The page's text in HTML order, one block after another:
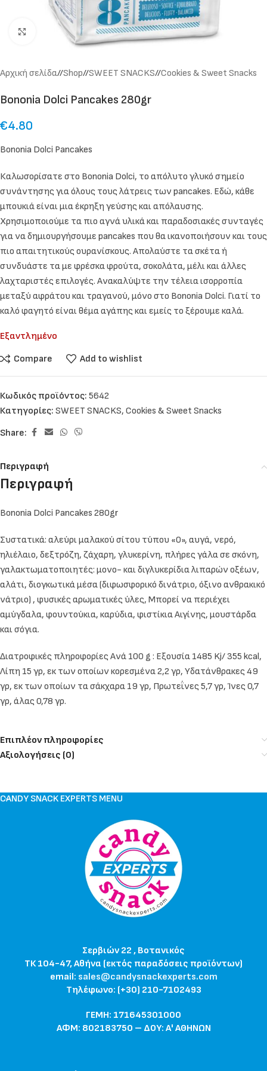
Click to enlarge
Αρχική σελίδα/ Shop/ SWEET SNACKS/ Cookies & Sweet Snacks
Bononia Dolci Pancakes 280gr
€4.80
Bononia Dolci Pancakes
Καλωσορίσατε στο Bononia Dolci, το απόλυτο γλυκό σημείο
συνάντησης για όλους τους λάτρεις των pancakes. Εδώ, κάθε
μπουκιά είναι μια έκρηξη γεύσης και απόλαυσης.
Χρησιμοποιούμε τα πιο αγνά υλικά και παραδοσιακές συνταγές
για να δημιουργήσουμε pancakes που θα ικανοποιήσουν και τους
πιο απαιτητικούς ουρανίσκους. Απολαύστε τα σκέτα ή
συνδυάστε τα με φρέσκα φρούτα, σοκολάτα, μέλι και άλλες
λαχταριστές επιλογές. Ανακαλύψτε την τέλεια ισορροπία
μεταξύ αφράτου και τραγανού, μόνο στο Bononia Dolci. Γιατί το
καλό φαγητό είναι θέμα αγάπης και εμείς το ξέρουμε καλά.
Εξαντλημένο
Compare
Add to wishlist
Κωδικός προϊόντος: 5642
Κατηγορίες: SWEET SNACKS, Cookies & Sweet Snacks
Share:
Περιγραφή
Περιγραφή
Bononia Dolci Pancakes 280gr
Συστατικά: αλεύρι μαλακού σίτου τύπου «0», αυγά, νερό,
ηλιέλαιο, δεξτρόζη, ζάχαρη, γλυκερίνη, πλήρες γάλα σε σκόνη,
γαλακτωματοποιητές: μονο- και διγλυκερίδια λιπαρών οξέων,
αλάτι, διογκωτικά μέσα (διφωσφορικό δινάτριο, όξινο ανθρακικό
νάτριο) , φυσικές αρωματικές ύλες, Μπορεί να περιέχει
αμύγδαλα, φουντούκια, καρύδια, φιστίκια Αιγίνης, μουστάρδα
και σόγια.
Διατροφικές πληροφορίες Ανά 100 g : Εξουσία 1485 Kj/ 355 kcal,
Λίπη 15 γρ, εκ των οποίων κορεσμένα 2,2 γρ, Υδατάνθρακες 49
γρ, εκ των οποίων τα σάκχαρα 19 γρ, Πρωτεΐνες 5,7 γρ, Ίνες 0,7
γρ, άλας 0,78 γρ.
Επιπλέον πληροφορίες
Αξιολογήσεις (0)
CANDY SNACK EXPERTS MENU
Σερβιών 22 , Βοτανικός
ΤΚ 104-47, Αθήνα (εκτός παραδόσεις προϊόντων)
email: sales@candysnackexperts.com
Τηλέφωνο: (+30) 210-7102493
ΓΕΜΗ: 171645301000
ΑΦΜ: 802183750 – ΔΟΥ: Α' ΑΘΗΝΩΝ